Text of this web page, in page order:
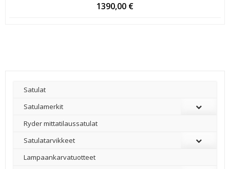
1390,00 €
Satulat
Satulamerkit
Ryder mittatilaussatulat
Satulatarvikkeet
–
Lampaankarvatuotteet